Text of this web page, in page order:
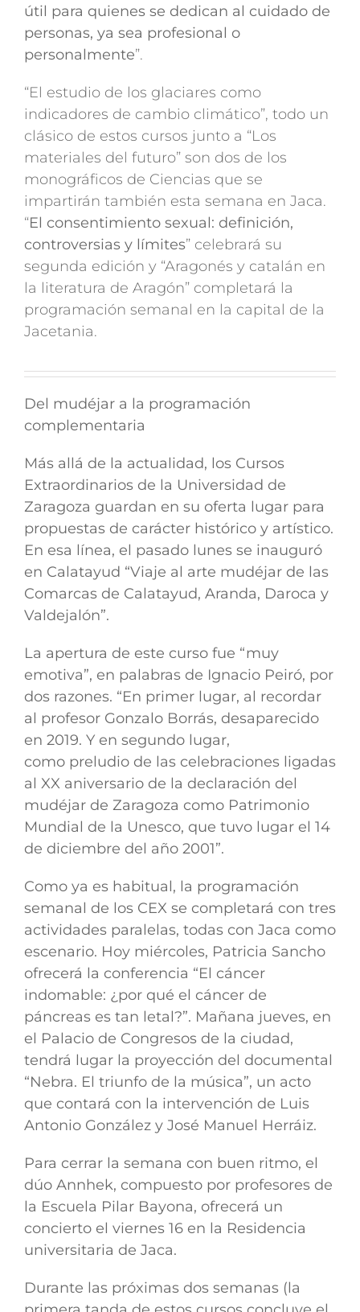
útil para quienes se dedican al cuidado de
personas, ya sea profesional o
personalmente”.
“El estudio de los glaciares como
indicadores de cambio climático”, todo un
clásico de estos cursos junto a “Los
materiales del futuro” son dos de los
monográficos de Ciencias que se
impartirán también esta semana en Jaca.
“El consentimiento sexual: definición,
controversias y límites” celebrará su
segunda edición y “Aragonés y catalán en
la literatura de Aragón” completará la
programación semanal en la capital de la
Jacetania.
Del mudéjar a la programación
complementaria
Más allá de la actualidad, los Cursos
Extraordinarios de la Universidad de
Zaragoza guardan en su oferta lugar para
propuestas de carácter histórico y artístico.
En esa línea, el pasado lunes se inauguró
en Calatayud “Viaje al arte mudéjar de las
Comarcas de Calatayud, Aranda, Daroca y
Valdejalón”.
La apertura de este curso fue “muy
emotiva”, en palabras de Ignacio Peiró, por
dos razones. “En primer lugar, al recordar
al profesor Gonzalo Borrás, desaparecido
en 2019. Y en segundo lugar,
comopreludio de las celebraciones ligadas
al XX aniversario de la declaración del
mudéjar de Zaragoza como Patrimonio
Mundial de la Unesco, que tuvo lugar el 14
de diciembre del año 2001”.
Como ya es habitual, la programación
semanal de los CEX se completará con tres
actividades paralelas, todas con Jaca como
escenario. Hoy miércoles, Patricia Sancho
ofrecerá la conferencia “El cáncer
indomable: ¿por qué el cáncer de
páncreas es tan letal?”. Mañana jueves, en
el Palacio de Congresos de la ciudad,
tendrá lugar la proyección del documental
“Nebra. El triunfo de la música”, un acto
que contará con la intervención de Luis
Antonio González y José Manuel Herráiz.
Para cerrar la semana con buen ritmo, el
dúo Annhek, compuesto por profesores de
la Escuela Pilar Bayona, ofrecerá un
concierto el viernes 16en la Residencia
universitaria de Jaca.
Durante las próximas dos semanas (la